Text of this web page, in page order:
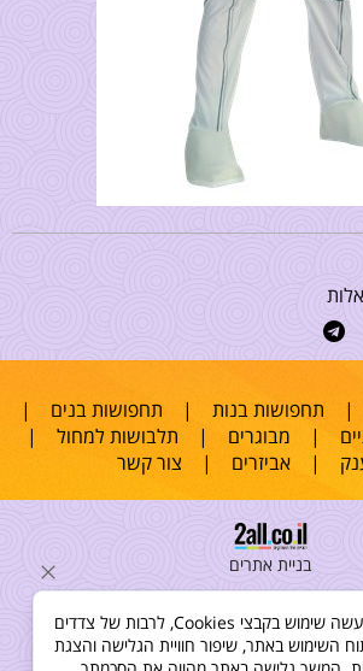
| תחפושות בנות | תחפושות בנים |
| מבוגרים | תלבושות למחול |
|אביזרים | צור קשר
בניית אתרים
לידיעתך, באתרנו נעשה שימוש בקבצי Cookies, לרבות של צדדים
השימוש באתר, שיפור חוויית הגלישה והצגת